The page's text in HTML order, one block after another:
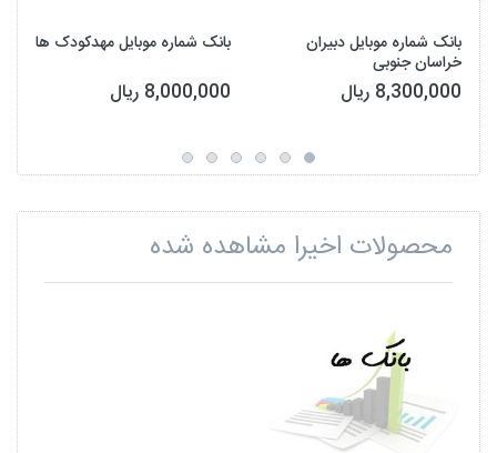
بانک شماره موبایل دبیران
خراسان جنوبی
8,300,000 ریال
بانک شماره موبایل مهدکودک ها
8,000,000 ریال
محصولات اخیرا مشاهده شده